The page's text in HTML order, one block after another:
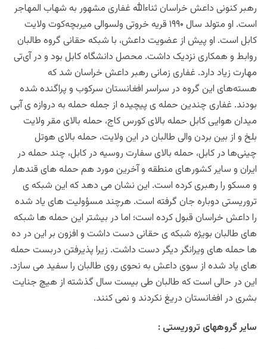
رهبر کنونی داعش خراسان ثناءالله غفاری مشهور به شهاب المهاجر
است. او متولد سال ۱۹۹۰ قریه خروتی ولسوالی میربچه‌کوت ولایت
کابل است. او پیش از عضویت داعش، با شبکه حقانی گروه طالبان
روابط و همکاری نزدیک داشت. محصل دانشگاه کابل بود و در آی‌تی
مهارت زیاد دارد. غفاری زمانی رهبر داعش خراسان شد که
هسته‌های این گروه در سراسر افغانستان سرکوب و پراگنده شده
بودند. غفاری چندین حمله ی پیچیده از جمله حمله به دروازه ی آبی
میدان هوایی کابل حمله بالای کورس کاج، حمله بالای مقر ولایت
بلخ و از بین بردن والی طالبان در این ولایت، حمله بالای هوتل
چینی‌ها در کابل، حمله بالای سفارت روسیه در کابل، چند حمله در
ایران و سایر کشور‌های منطقه و آخرین مورد هم حمله های قندهار
و مسکو را رهبری کرده است. این نشان می دهد که این شبکه ی
تروریستی دوباره جان گرفته است. هرچند مسؤولیت های یاد شده
را داعش خراسان قبول کرده است؛ اما در بیشتر این حمله ها شبکه
های طالبان بویژه شبکه ی حقانی دست داشت و افزون بر این در ده
ها حمله های ویرانگر دیگر دست داشت. زیرا پذیرفتن دربست حمله
های یاد شده از سوی داعش به نحوی روی طالبان را سفید می سازد.
این در حالی است که طالبان طی بیست سال گذشته از هیچ جنایت
بشری در افغانستان دریغ نکردند و نمی کنند.
سایر گروههای تروریستی :